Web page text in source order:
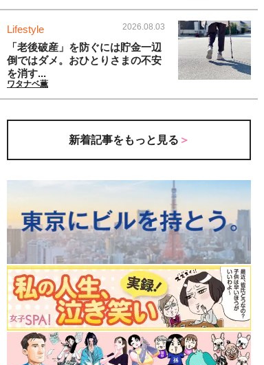
Lifestyle 2026.08.03
「老後破産」を防ぐには貯金一辺
倒ではダメ。おひとりさまの不安
を消す...
ワタナベ薫
新着記事をもっと見る